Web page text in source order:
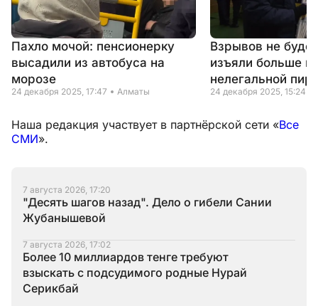
Пахло мочой: пенсионерку
высадили из автобуса на
морозе
24 декабря 2025, 17:47 Алматы
Взрывов не
изъяли больше
нелегальной
24 декабря 2025, 15:24
Наша редакция участвует в партнёрской сети «Все
СМИ».
7 августа 2026, 17:20
"Десять шагов назад". Дело о гибели Сании
Жубанышевой
7 августа 2026, 17:02
Более 10 миллиардов тенге требуют
взыскать с подсудимого родные Нурай
Серикбай